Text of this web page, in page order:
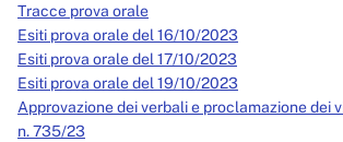
Tracce prova orale
Esiti prova orale del 16/10/2023
Esiti prova orale del 17/10/2023
Esiti prova orale del 19/10/2023
Approvazione dei verbali e proclamazione dei
n. 735/23